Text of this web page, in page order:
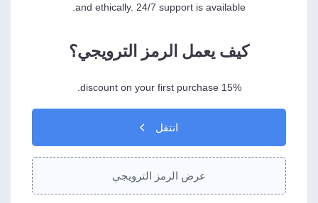
and ethically. 24/7 support is available.
كيف يعمل الرمز الترويجي؟
15% discount on your first purchase.
انتقل
عرض الرمز الترويجي